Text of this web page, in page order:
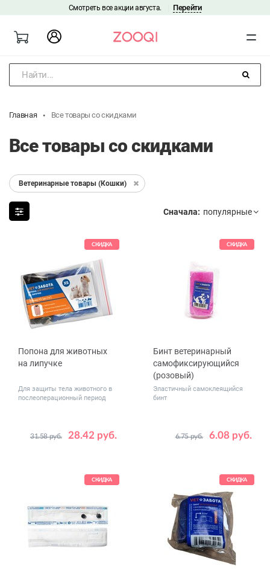
Смотреть все акции августа. Перейти
Найти...
Главная Все товары со скидками
Все товары со скидками
Ветеринарные товары (Кошки)
Сначала:
СКИДКА
Попона для животных
на липучке
Для защиты тела животного в
послеоперационный период
28.42 руб.
31.58 руб.
Размер
XS (до 2 кг)
M (от 4 до 6 кг)
СКИДКА
Бинт ветеринарный
самофиксирующийся
(розовый)
Эластичный самоклеящийся
бинт
6.08 руб.
6.75 руб.
Размер
2.5 см x 4.5 м
10 см x 4.5 м
СКИДКА СКИДКА